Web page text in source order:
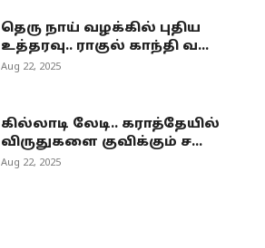
தெரு நாய் வழக்கில் புதிய
உத்தரவு.. ராகுல் காந்தி வ...
Aug 22, 2025
கில்லாடி லேடி.. கராத்தேயில்
விருதுகளை குவிக்கும் ச...
Aug 22, 2025